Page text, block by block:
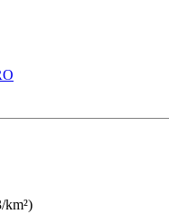
km²)